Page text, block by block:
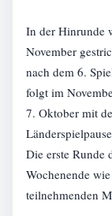
In der Hinrunde
November
nach dem 6.
folgt im
7. Oktober mit
Die erste Runde
Wochenende
teilnehmenden